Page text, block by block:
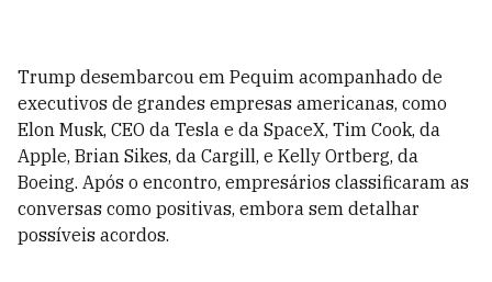
Trump desembarcou em Pequim acompanhado de
executivos de grandes empresas americanas, como
Elon Musk, CEO da Tesla e da SpaceX, Tim Cook, da
Apple, Brian Sikes, da Cargill, e Kelly Ortberg, da
Boeing. Após o encontro, empresários classificaram as
conversas como positivas, embora sem detalhar
possíveis acordos.